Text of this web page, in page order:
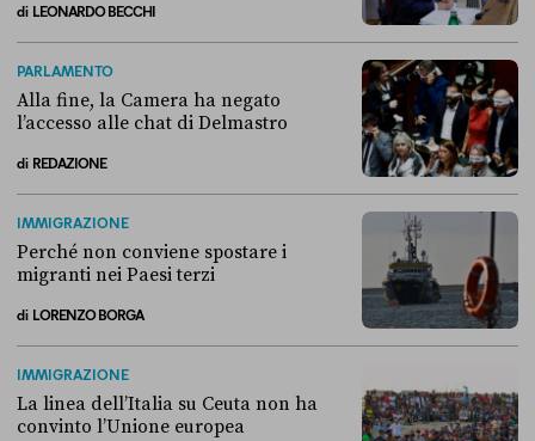
di LEONARDO BECCHI
PARLAMENTO
Alla fine, la Camera ha negato
l’accesso alle chat di Delmastro
di REDAZIONE
IMMIGRAZIONE
Perché non conviene spostare i
migranti nei Paesi terzi
di LORENZO BORGA
IMMIGRAZIONE
La linea dell’Italia su Ceuta non ha
convinto l’Unione europea